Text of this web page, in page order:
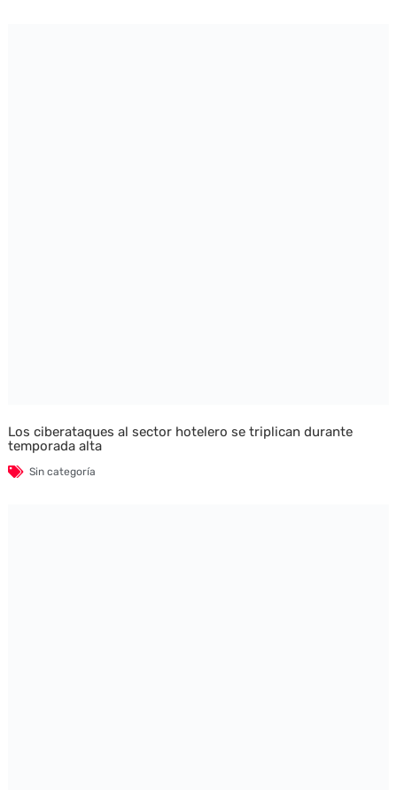
Los ciberataques al sector hotelero se triplican durante
temporada alta
Sin categoría